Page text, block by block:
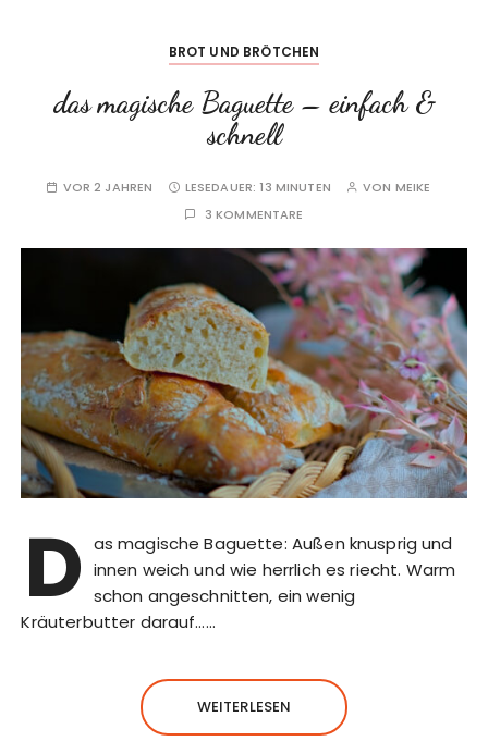
BROT UND BRÖTCHEN
das magische Baguette – einfach &
schnell
VOR 2 JAHREN LESEDAUER:13 MINUTEN VON MEIKE
3 KOMMENTARE
D as magische Baguette: Außen knusprig und
innen weich und wie herrlich es riecht. Warm
schon angeschnitten, ein wenig
Kräuterbutter darauf……
WEITERLESEN